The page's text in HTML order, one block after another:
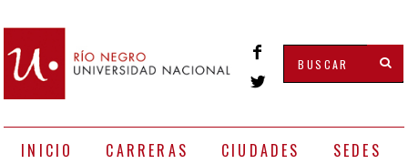
INICIO CARRERAS CIUDADES SEDES